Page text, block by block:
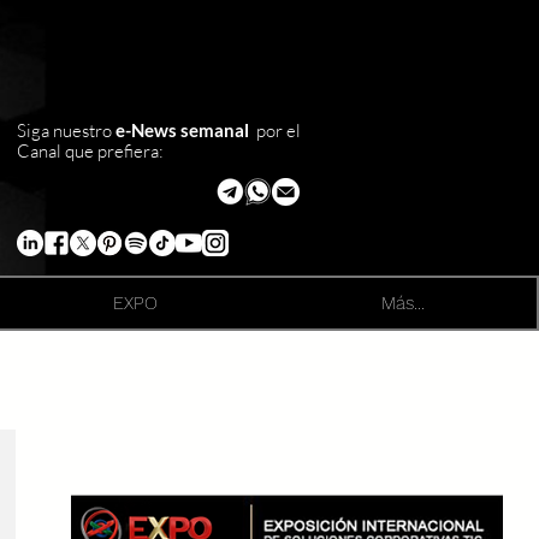
Siga nuestroe-News semanal por el
Canal que prefiera:
EXPO Más...